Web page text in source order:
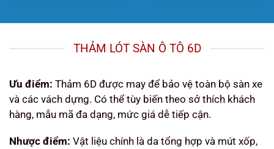
THẢM LÓT SÀN Ô TÔ 6D
Ưu điểm: Thảm 6D được may để bảo vệ toàn bộ sàn xe
và các vách dựng. Có thể tùy biến theo sở thích khách
hàng, mẫu mã đa dạng, mức giá dễ tiếp cận.
Nhược điểm: Vật liệu chính là da tổng hợp và mút xốp,